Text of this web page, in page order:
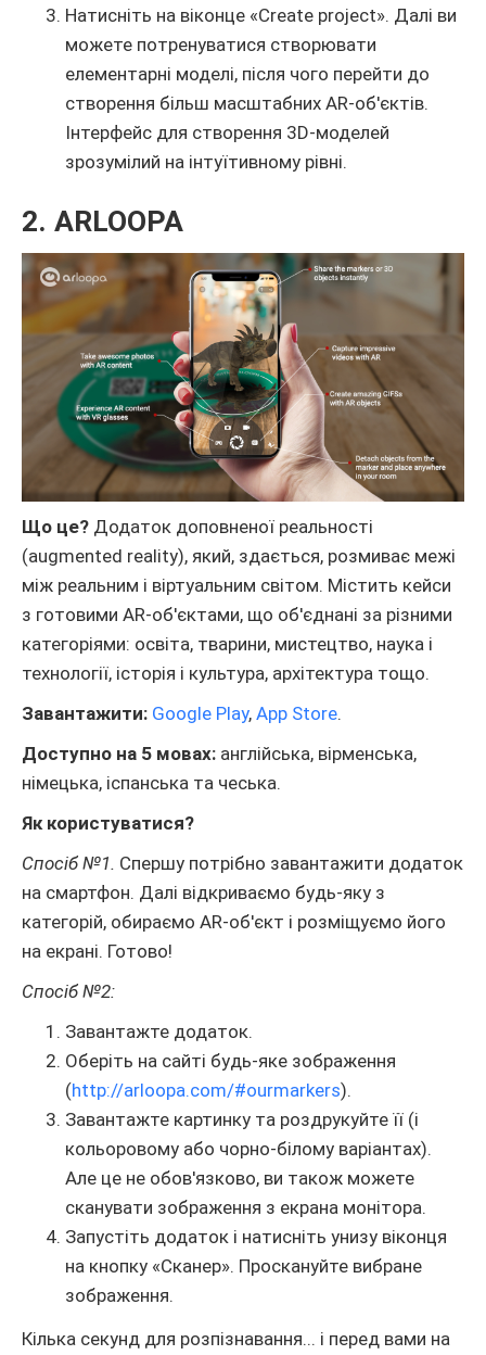
Натисніть на віконце «Create project». Далі ви
можете потренуватися створювати
елементарні моделі, після чого перейти до
створення більш масштабних AR-об'єктів.
Інтерфейс для створення 3D-моделей
зрозумілий на інтуїтивному рівні.
2. ARLOOPA
Що це? Додаток доповненої реальності
(augmented reality), який, здається, розмиває межі
між реальним і віртуальним світом. Містить кейси
з готовими AR-об'єктами, що об'єднані за різними
категоріями: освіта, тварини, мистецтво, наука і
технології, історія і культура, архітектура тощо.
Завантажити: Google Play, App Store.
Доступно на 5 мовах: англійська, вірменська,
німецька, іспанська та чеська.
Як користуватися?
Спосіб №1. Спершу потрібно завантажити додаток
на смартфон. Далі відкриваємо будь-яку з
категорій, обираємо AR-об'єкт і розміщуємо його
на екрані. Готово!
Спосіб №2:
Завантажте додаток.
Оберіть на сайті будь-яке зображення
(http://arloopa.com/#ourmarkers).
Завантажте картинку та роздрукуйте її (і
кольоровому або чорно-білому варіантах).
Але це не обов'язково, ви також можете
сканувати зображення з екрана монітора.
Запустіть додаток і натисніть унизу віконця
на кнопку «Сканер». Проскануйте вибране
зображення.
Кілька секунд для розпізнавання... і перед вами на